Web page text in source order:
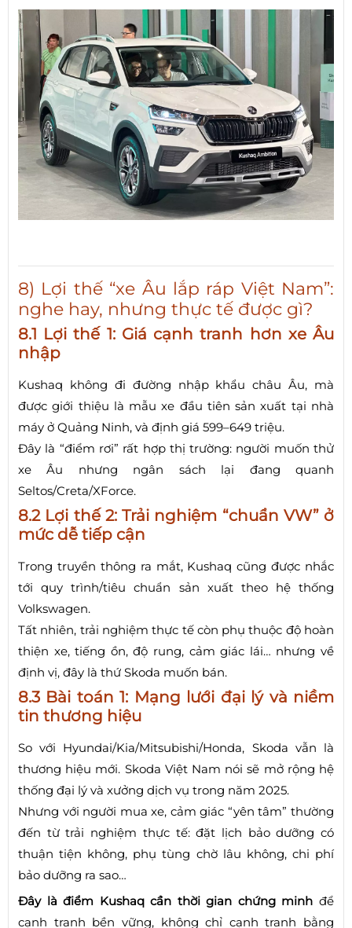
8) Lợi thế “xe Âu lắp ráp Việt Nam”:
nghe hay, nhưng thực tế được gì?
8.1 Lợi thế 1: Giá cạnh tranh hơn xe Âu
nhập
Kushaq không đi đường nhập khẩu châu Âu, mà
được giới thiệu là mẫu xe đầu tiên sản xuất tại nhà
máy ở Quảng Ninh, và định giá 599–649 triệu.
Đây là “điểm rơi” rất hợp thị trường: người muốn thử
xe Âu nhưng ngân sách lại đang quanh
Seltos/Creta/XForce.
8.2 Lợi thế 2: Trải nghiệm “chuẩn VW” ở
mức dễ tiếp cận
Trong truyền thông ra mắt, Kushaq cũng được nhắc
tới quy trình/tiêu chuẩn sản xuất theo hệ thống
Volkswagen.
Tất nhiên, trải nghiệm thực tế còn phụ thuộc độ hoàn
thiện xe, tiếng ồn, độ rung, cảm giác lái… nhưng về
định vị, đây là thứ Skoda muốn bán.
8.3 Bài toán 1: Mạng lưới đại lý và niềm
tin thương hiệu
So với Hyundai/Kia/Mitsubishi/Honda, Skoda vẫn là
thương hiệu mới. Skoda Việt Nam nói sẽ mở rộng hệ
thống đại lý và xưởng dịch vụ trong năm 2025.
Nhưng với người mua xe, cảm giác “yên tâm” thường
đến từ trải nghiệm thực tế: đặt lịch bảo dưỡng có
thuận tiện không, phụ tùng chờ lâu không, chi phí
bảo dưỡng ra sao…
Đây là điểm Kushaq cần thời gian chứng minh để
cạnh tranh bền vững, không chỉ cạnh tranh bằng